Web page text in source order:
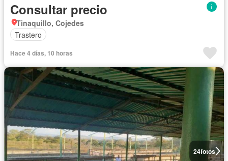
Consultar precio
Tinaquillo, Cojedes
Trastero
Hace 4 días, 10 horas
24fotos